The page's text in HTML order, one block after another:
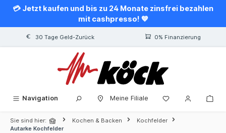
springen
💳 Jetzt kaufen und bis zu 24 Monate zinsfrei bezahlen
mit cashpresso! 💙
30 Tage Geld-Zurück 0% Finanzierung
Navigation Meine Filiale
Sie sind hier: Kochen & Backen
Kochfelder
Autarke Kochfelder